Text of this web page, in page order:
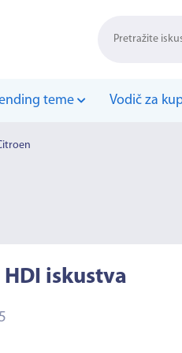
teme Vodič za
iskustva
5